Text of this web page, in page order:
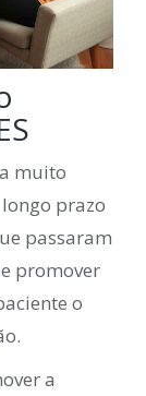
muito
prazo
passaram
promover
o
a